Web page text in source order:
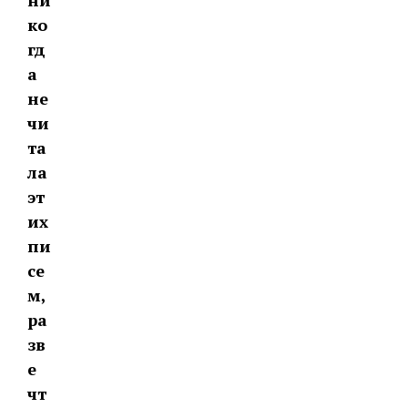
ко
гд
а
не
чи
та
ла
эт
их
пи
се
м,
ра
зв
е
чт